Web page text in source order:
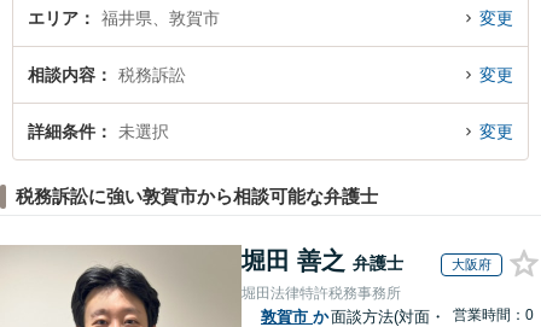
に弁護士に相談したい』『税務訴訟のトラブル解決の実績豊富な近くの弁護士
を検索したい』『初回相談無料で税務訴訟を法律相談できる敦賀市内の弁護士
エリア 福井県、敦賀市 変更
相談内容 税務訴訟 変更
詳細条件 未選択 変更
税務訴訟に強い敦賀市から相談可能な弁護士
堀田 善之 弁護士 大阪府
堀田法律特許税務事務所
敦賀市 か面談方法(対面・
営業時間：0